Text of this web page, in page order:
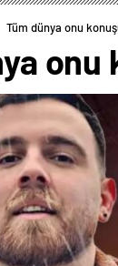
Tüm dünya onu
onu